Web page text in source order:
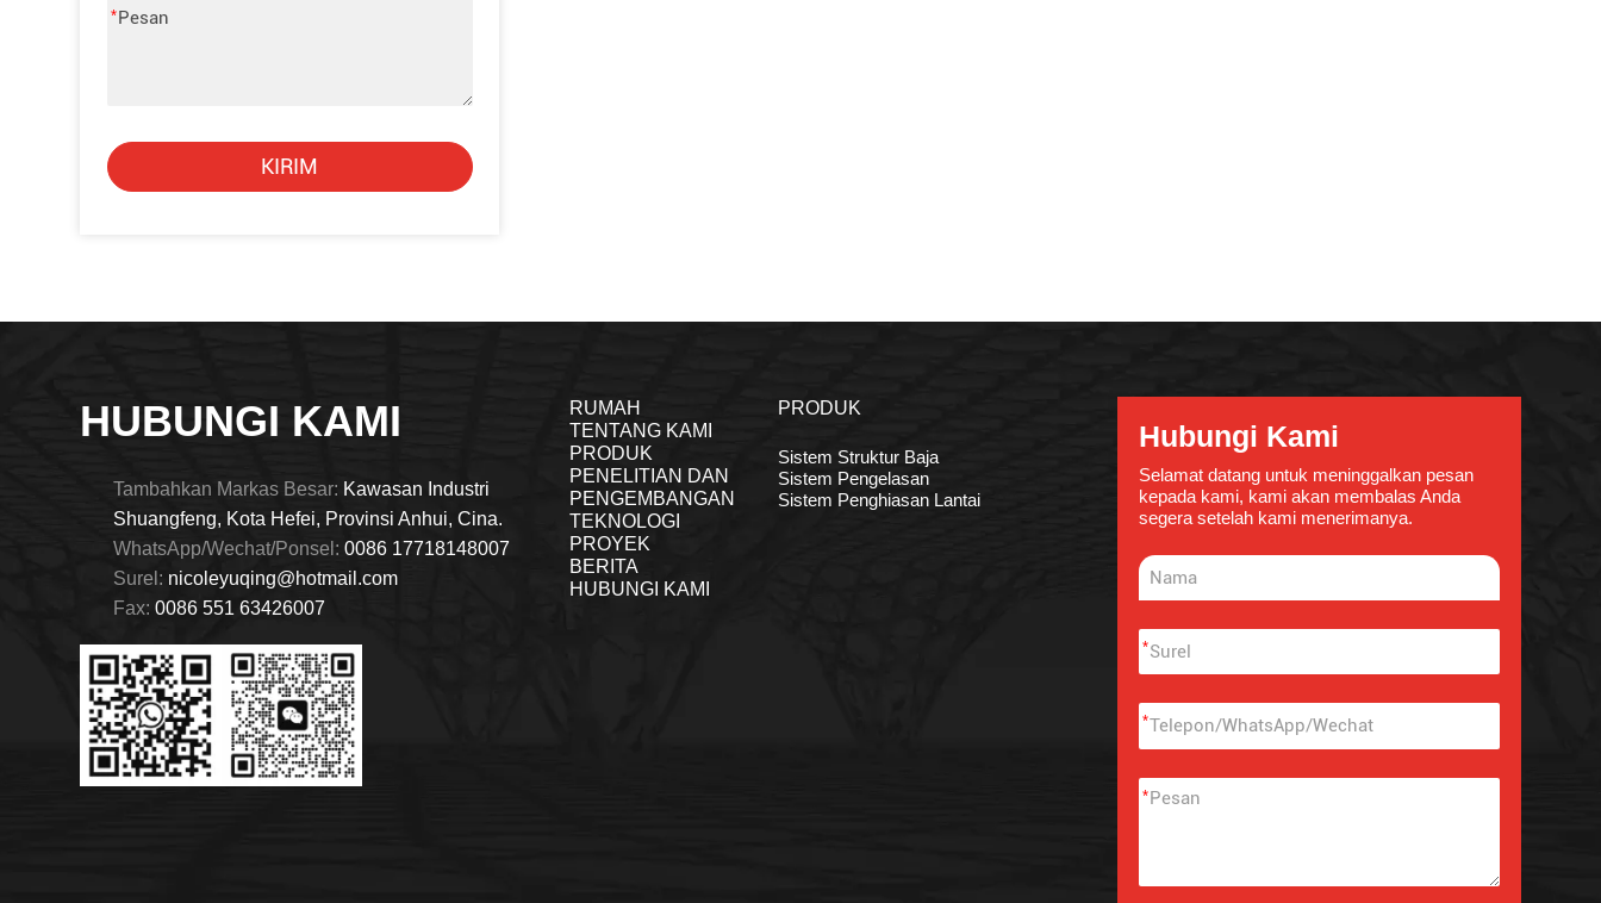
*
KIRIM
HUBUNGI KAMI
Tambahkan Markas Besar: Kawasan Industri
Shuangfeng, Kota Hefei, Provinsi Anhui, Cina.
WhatsApp/Wechat/Ponsel: 0086 17718148007
Surel: nicoleyuqing@hotmail.com
Fax: 0086 551 63426007
RUMAH
TENTANG KAMI
PRODUK
PENELITIAN DAN
PENGEMBANGAN
TEKNOLOGI
PROYEK
BERITA
HUBUNGI KAMI
PRODUK
Sistem Struktur Baja
Sistem Pengelasan
Sistem Penghiasan Lantai
Hubungi Kami
Selamat datang untuk meninggalkan pesan
kepada kami, kami akan membalas Anda
segera setelah kami menerimanya.
*
*
*